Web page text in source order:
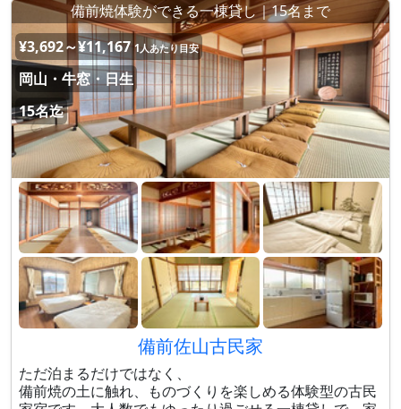
備前焼体験ができる一棟貸し｜15名まで
¥3,692～¥11,167 1人あたり目安
岡山・牛窓・日生
15名迄
備前佐山古民家
ただ泊まるだけではなく、
備前焼の土に触れ、ものづくりを楽しめる体験型の古民